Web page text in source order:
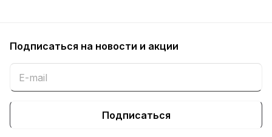
Подписаться на новости и акции
Подписаться